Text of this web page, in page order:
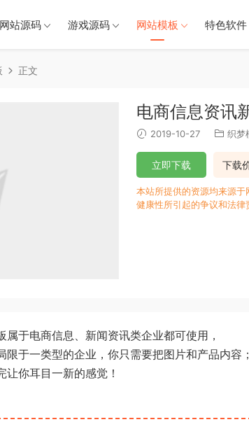
网站源码 游戏源码 网站模板 特色软件
正文
电商信息资讯
2019-10-27 织梦
下载
立即下载
本站所提供的资源均来源
健康性所引起的争议和法律
于电商信息、新闻资讯类企业都可使用，
于一类型的企业，你只需要把图片和产品内容；
你耳目一新的感觉！